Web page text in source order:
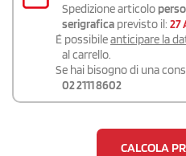
Spedizione articolo
serigrafica previsto il: 27
É possibileanticipare la
al carrello.
Se hai bisogno di una
02 2111 8602
CALCOLA